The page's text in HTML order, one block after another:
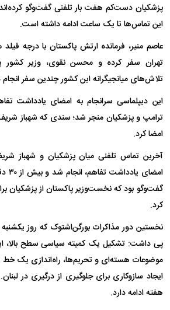
پزشکیان دست‌کم هفت بار تلفنی گفت‌وگو
این تماس‌ها تا یک ساعت ادامه داشته است.
عاصم منیر، فرمانده ارتش پاکستان با درجه
تهران سفر کرده و محسن نقوی، وزیر کشور
تلاش‌های میانجیگرانه این کشور چندین سفر
ترامپ و پزشکیان منجر شد؛ سندی که شهباز شریف
امضا کرد.
گفت‌وگو بود که نخست‌وزیر پاکستان از پزشکیان
کرد.
نخستین دور مذاکرات بورگن‌اشتوک که روز یکشنبه
پی داشت: تشکیل یک کمیته سیاسی سطح بالا،
موضوعات هسته‌ای و تحریم‌ها، راه‌اندازی یک خط
ایجاد سازوکاری برای جلوگیری از درگیری در
هفته ادامه دارد.